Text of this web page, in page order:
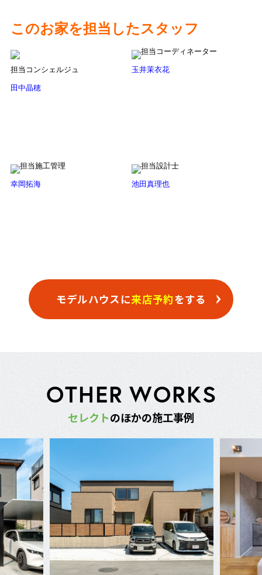
このお家を担当したスタッフ
担当コンシェルジュ
田中晶穂
担当コーディネーター
玉井茉衣花
担当施工管理
幸岡拓海
担当設計士
池田真理也
モデルハウスに来店予約をする
OTHER WORKS
セレク トのほかの施工事例